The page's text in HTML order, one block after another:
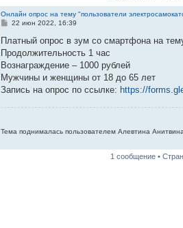
Онлайн опрос на тему "пользователи
С
о
щ
е
и
е
22 июн 2022, 16:39
Платный опрос в зум со смартфона на
Продолжительность 1 час
Вознаграждение – 1000 рублей
Мужчины и женщины от 18 до 65 лет
Запись на опрос по ссылке: https://
Тема поднималась пользователем Алевтина
1 сообщение •